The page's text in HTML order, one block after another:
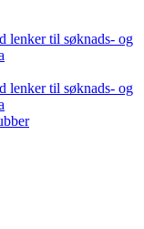
lenker til søknads- og
lenker til søknads- og